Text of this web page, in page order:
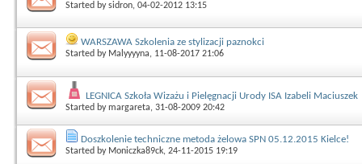
Started bysidron, 04-02-2012 13:15
WARSZAWA Szkolenia ze stylizacji paznokci
Started by Malyyyyna, 11-08-2017 21:06
LEGNICA Szkoła Wizażu i Pielęgnacji Urody ISA Izabeli Maciuszek
Started bymargareta, 31-08-2009 20:42
Doszkolenie techniczne metoda żelowa SPN 05.12.2015 Kielce!
Started by Moniczka89ck, 24-11-2015 19:19